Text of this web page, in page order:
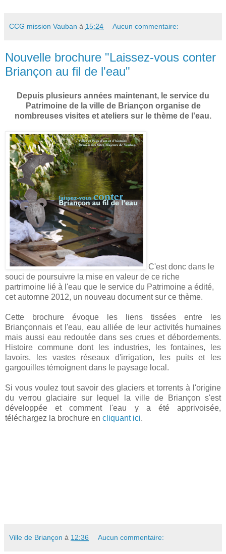
CCG mission Vauban à 15:24 Aucun commentaire:
Nouvelle brochure "Laissez-vous conter
Briançon au fil de l'eau"
Depuis plusieurs années maintenant, le service du
Patrimoine de la ville de Briançon organise de
nombreuses visites et ateliers sur le thème de l'eau.
C'est donc dans le
souci de poursuivre la mise en valeur de ce riche
partrimoine lié à l'eau que le service du Patrimoine a édité,
cet automne 2012, un nouveau document sur ce thème.
Cette brochure évoque les liens tissées entre les
Briançonnais et l'eau, eau alliée de leur activités humaines
mais aussi eau redoutée dans ses crues et débordements.
Histoire commune dont les industries, les fontaines, les
lavoirs, les vastes réseaux d'irrigation, les puits et les
gargouilles témoignent dans le paysage local.
Si vous voulez tout savoir des glaciers et torrents à l'origine
du verrou glaciaire sur lequel la ville de Briançon s'est
développée et comment l'eau y a été apprivoisée,
téléchargez la brochure en cliquant ici.
Ville de Briançon à 12:36 Aucun commentaire: